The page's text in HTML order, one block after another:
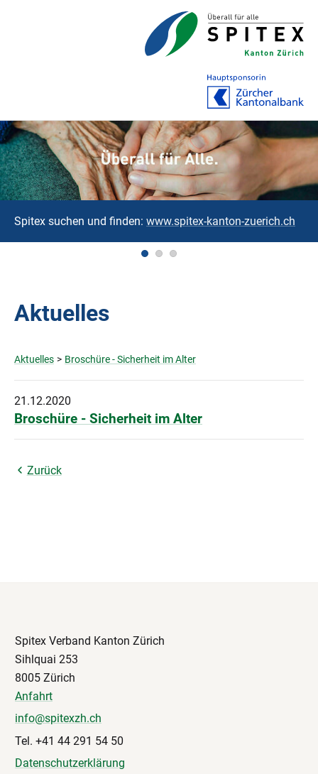
Spitex suchen und finden: www.spitex-kanton-zuerich.ch
Aktuelles
Aktuelles > Broschüre - Sicherheit im Alter
21.12.2020
Broschüre - Sicherheit im Alter
Zurück
Spitex Verband Kanton Zürich
Sihlquai 253
8005 Zürich
Anfahrt
info@spitexzh.ch
Tel. +41 44 291 54 50
Datenschutzerklärung